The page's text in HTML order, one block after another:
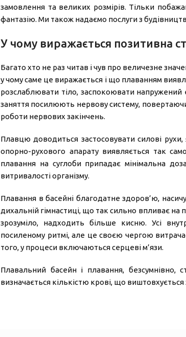
замовлення та великих розмірів. Тільки
фантазію. Ми також надаємо послуги з
У чому виражається позитивна
Багато хто не раз читав і чув про величезне
у чому саме це виражається і що плаванням
розслаблювати тіло, заспокоювати
заняття посилюють нервову систему,
роботи нервових закінчень.
Плавцю доводиться застосовувати силові рухи,
опорно-рухового апарату виявляється так
плавання на суглоби припадає мінімальна
витривалості організму.
Плавання в басейні благодатне здоров’ю,
дихальній гімнастиці, що так сильно впливає на
зрозуміло, надходить більше кисню. Усі
посиленому ритмі, але це своєю чергою
того, у процеси включаються серцеві м’язи.
Плавальний басейн і плавання, безсумнівно,
визначається кількістю крові, що